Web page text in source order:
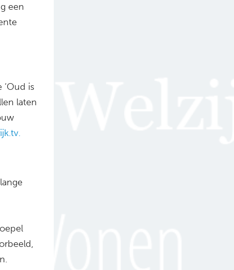
een
‘Oud is
laten